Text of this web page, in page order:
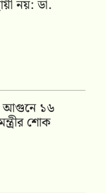
নয়: ডা.
আগুনে ১৬
শোক